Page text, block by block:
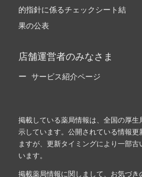
的指針に係るチェックシート結
果の公表
店舗運営者のみなさま
サービス紹介ページ
掲載している薬局情報は、全国の厚
示しています。公開されている情報
ますが、更新タイミングにより一部
います。
掲載薬局情報に関しまして、お気づ